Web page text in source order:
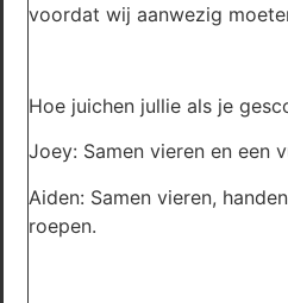
voordat wij aanwezig
Hoe juichen jullie als je
Joey: Samen vieren en een
Aiden: Samen vieren,
roepen.